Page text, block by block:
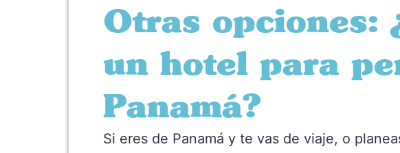
Otras opciones:
un hotel para
Panamá?
Si eres de Panamá y te vas de viaje, o